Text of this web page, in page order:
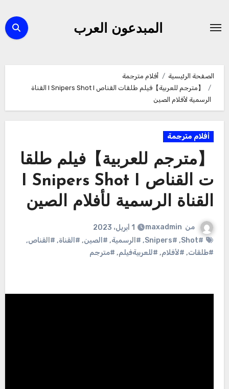
المبدعون العرب
الصفحة الرئيسية
أفلام مترجمة
【مترجم للعربية】فيلم طلقات القناص I Snipers Shot I القناة
الرسمية لأفلام الصين
أفلام مترجمة
【مترجم للعربية】فيلم طلقا
ت القناص I Snipers Shot I
القناة الرسمية لأفلام الصين
من maxadmin
1 أبريل، 2023
#Shot
,
#Snipers
, #الرسمية, #الصين, #القناة, #القناص,
#طلقات, #لأفلام, #للعربيةفيلم, #مترجم